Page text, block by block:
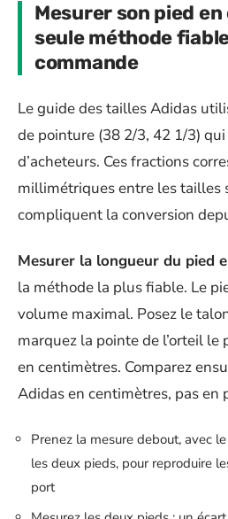
Mesurer son pied
seule méthode
commande
Le guide des tailles Adidas
de pointure (38 2/3, 42 1/3)
d’acheteurs. Ces fractions
millimétriques entre les tailles
compliquent la conversion
Mesurer la longueur du pied
la méthode la plus fiable. Le
volume maximal. Posez le
marquez la pointe de l’orteil
en centimètres. Comparez
Adidas en centimètres, pas en
Prenez la mesure debout, avec
les deux pieds, pour reproduire
port